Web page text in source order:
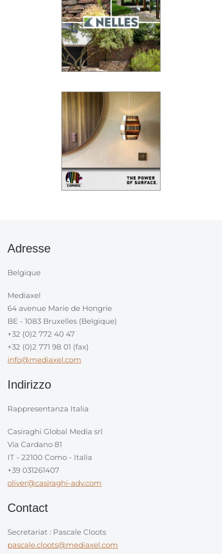
Adresse
Belgique
Mediaxel
64 avenue Marie de Hongrie
BE - 1083 Bruxelles (Belgique)
+32 (0)2 772 40 47
+32 (0)2 771 98 01 (fax)
info@mediaxel.com
Indirizzo
Rappresentanza Italia
Casiraghi Global Media srl
Via Cardano 81
IT - 22100 Como - Italia
+39 031261407
oliver@casiraghi-adv.com
Contact
Secretariat : Pascale Cloots
pascale.cloots@mediaxel.com